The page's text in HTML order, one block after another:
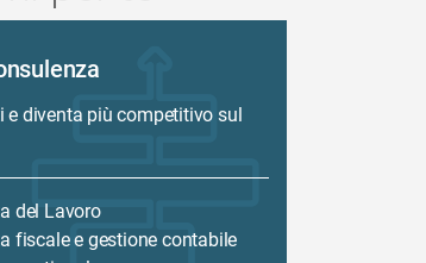
e diventa più competitivo sul
del Lavoro
fiscale e gestione contabile